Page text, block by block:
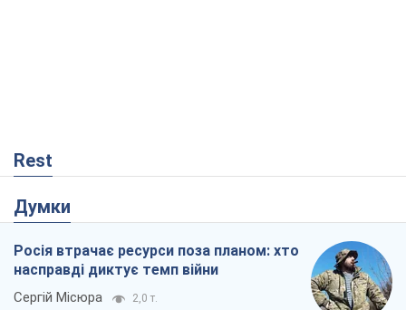
Rest
Думки
Росія втрачає ресурси поза планом: хто
насправді диктує темп війни
Сергій Місюра 2,0 т.